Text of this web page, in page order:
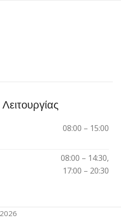
08:00 – 15:00
08:00 – 14:30,
17:00 – 20:30